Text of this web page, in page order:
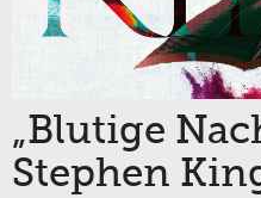
„Blutige
Stephen